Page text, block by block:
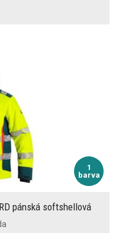
1
barva
pánská softshellová